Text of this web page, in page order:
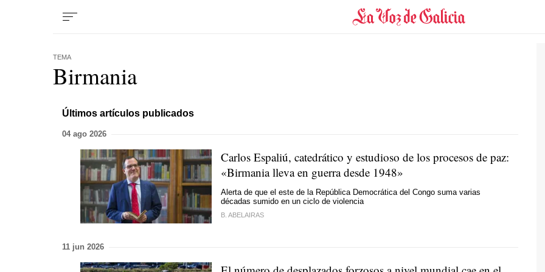
TEMA
Birmania
Últimos artículos publicados
04 ago 2026
Carlos Espaliú, catedrático y estudioso de los procesos de paz:
«Birmania lleva en guerra desde 1948»
Alerta de que el este de la República Democrática del Congo suma varias
décadas sumido en un ciclo de violencia
B. ABELAIRAS
11 jun 2026